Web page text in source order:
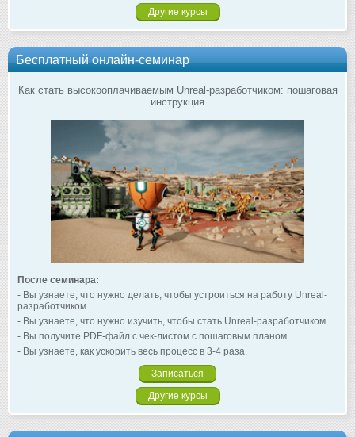
Другие курсы
Бесплатный онлайн-семинар
Как стать высокооплачиваемым Unreal-разработчиком: пошаговая
инструкция
После семинара:
- Вы узнаете, что нужно делать, чтобы устроиться на работу Unreal-
разработчиком.
- Вы узнаете, что нужно изучить, чтобы стать Unreal-разработчиком.
- Вы получите PDF-файл с чек-листом с пошаговым планом.
- Вы узнаете, как ускорить весь процесс в 3-4 раза.
Записаться
Другие курсы